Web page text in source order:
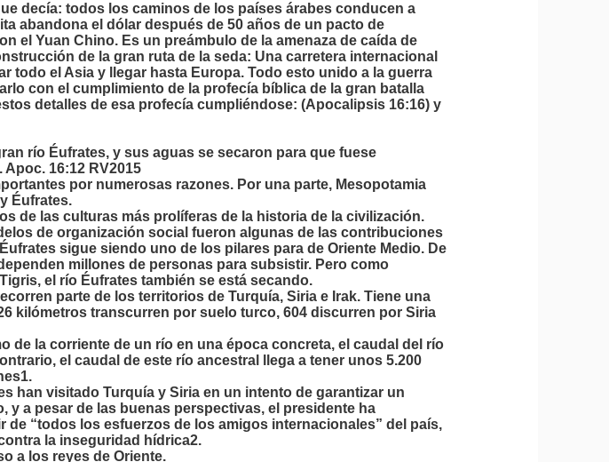
decía: todos los caminos de los países árabes conducen a
abandona el dólar después de 50 años de un pacto de
el Yuan Chino. Es un preámbulo de la amenaza de caída de
de la gran ruta de la seda: Una carretera internacional
todo el Asia y llegar hasta Europa. Todo esto unido a la guerra
con el cumplimiento de la profecía bíblica de la gran batalla
detalles de esa profecía cumpliéndose: (Apocalipsis 16:16) y
río Éufrates, y sus aguas se secaron para que fuese
16:12 RV2015
por numerosas razones. Por una parte, Mesopotamia
Éufrates.
de las culturas más prolíferas de la historia de la civilización.
de organización social fueron algunas de las contribuciones
sigue siendo uno de los pilares para de Oriente Medio. De
millones de personas para subsistir. Pero como
el río Éufrates también se está secando.
parte de los territorios de Turquía, Siria e Irak. Tiene una
kilómetros transcurren por suelo turco, 604 discurren por Siria
de la corriente de un río en una época concreta, el caudal del río
el caudal de este río ancestral llega a tener unos 5.200
han visitado Turquía y Siria en un intento de garantizar un
y a pesar de las buenas perspectivas, el presidente ha
de “todos los esfuerzos de los amigos internacionales” del país,
la inseguridad hídrica2.
a los reyes de Oriente.